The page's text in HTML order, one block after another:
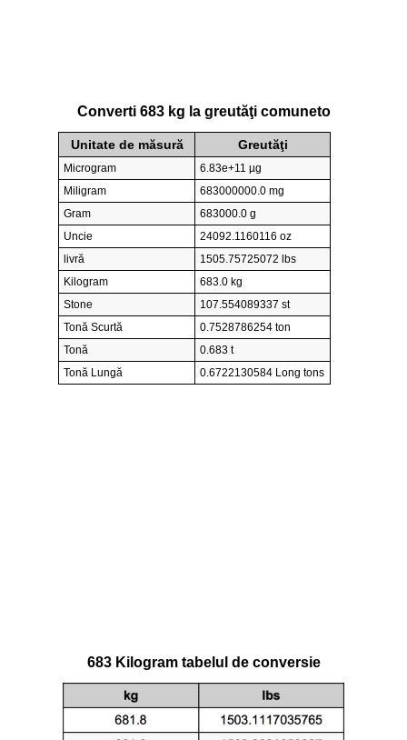
Converti 683 kg la greutăţi comuneto
Unitate de măsură Greutăţi
Microgram
6.83e+11 µg
Miligram
683000000.0 mg
Gram
683000.0 g
Uncie
24092.1160116 oz
livră
1505.75725072 lbs
Kilogram
683.0 kg
Stone
107.554089337 st
Tonă Scurtă
0.7528786254 ton
Tonă
0.683 t
Tonă Lungă
0.6722130584 Long tons
683 Kilogram tabelul de conversie